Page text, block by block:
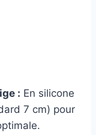
: En silicone
7 cm) pour